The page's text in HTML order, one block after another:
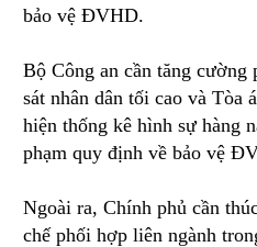
bảo vệ ĐVHD.
Bộ Công an cần tăng
sát nhân dân tối cao và Tòa
hiện thống kê hình sự hàng
phạm quy định về bảo vệ
Ngoài ra, Chính phủ cần
chế phối hợp liên ngành